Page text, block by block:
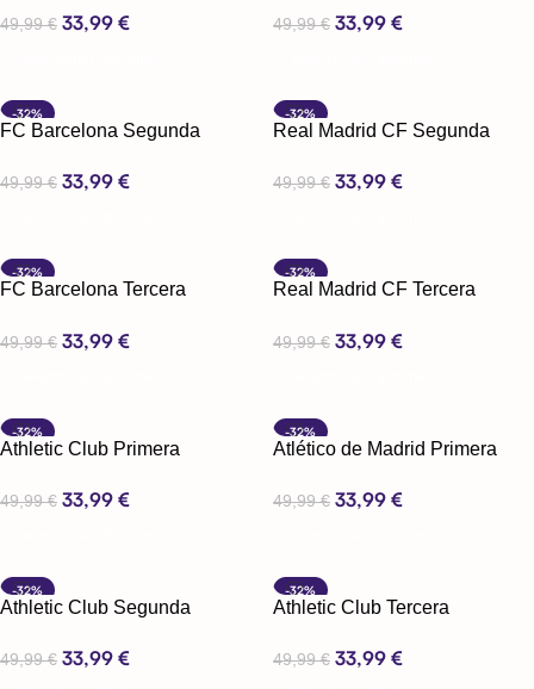
49,99€ 33,99 € 49,99€ 33,99 €
-32%
FC Barcelona Segunda
49,99€ 33,99 €
-32%
Real Madrid CF Segunda
49,99€ 33,99 €
-32%
FC Barcelona Tercera
49,99€ 33,99 €
-32%
Real Madrid CF Tercera
49,99€ 33,99 €
-32%
Athletic Club Primera
49,99€ 33,99 €
-32%
Atlético de Madrid Primera
49,99€ 33,99 €
-32%
Athletic Club Segunda
49,99€ 33,99 €
-32%
Athletic Club Tercera
49,99€ 33,99 €